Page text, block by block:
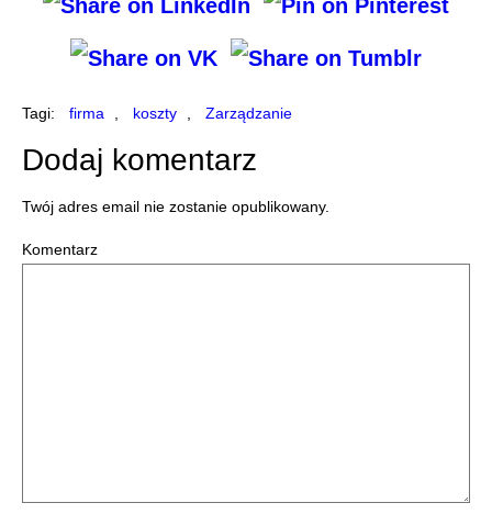
Tagi: firma koszty Zarządzanie
Dodaj komentarz
Twój adres email nie zostanie opublikowany.
Komentarz